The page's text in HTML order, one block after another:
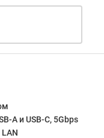
A и USB-C, 5Gbps
LAN